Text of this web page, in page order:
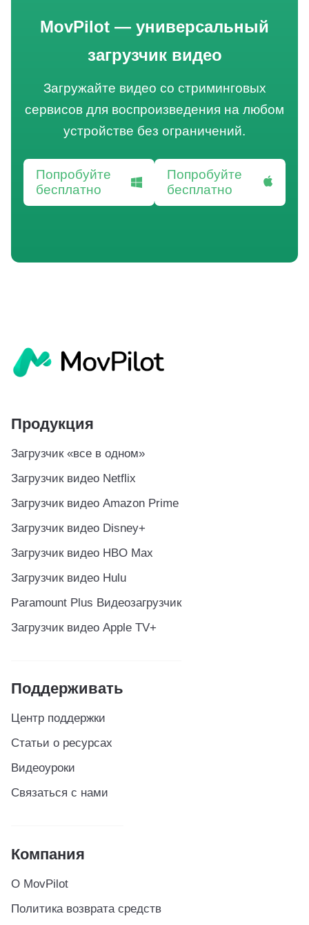
MovPilot — универсальный
загрузчик видео
Загружайте видео со стриминговых
сервисов для воспроизведения на любом
устройстве без ограничений.
Попробуйте
бесплатно
Попробуйте
бесплатно
Продукция
Загрузчик «все в одном»
Загрузчик видео Netflix
Загрузчик видео Amazon Prime
Загрузчик видео Disney+
Загрузчик видео HBO Max
Загрузчик видео Hulu
Paramount Plus Видеозагрузчик
Загрузчик видео Apple TV+
Поддерживать
Центр поддержки
Статьи о ресурсах
Видеоуроки
Связаться с нами
Компания
О MovPilot
Политика возврата средств